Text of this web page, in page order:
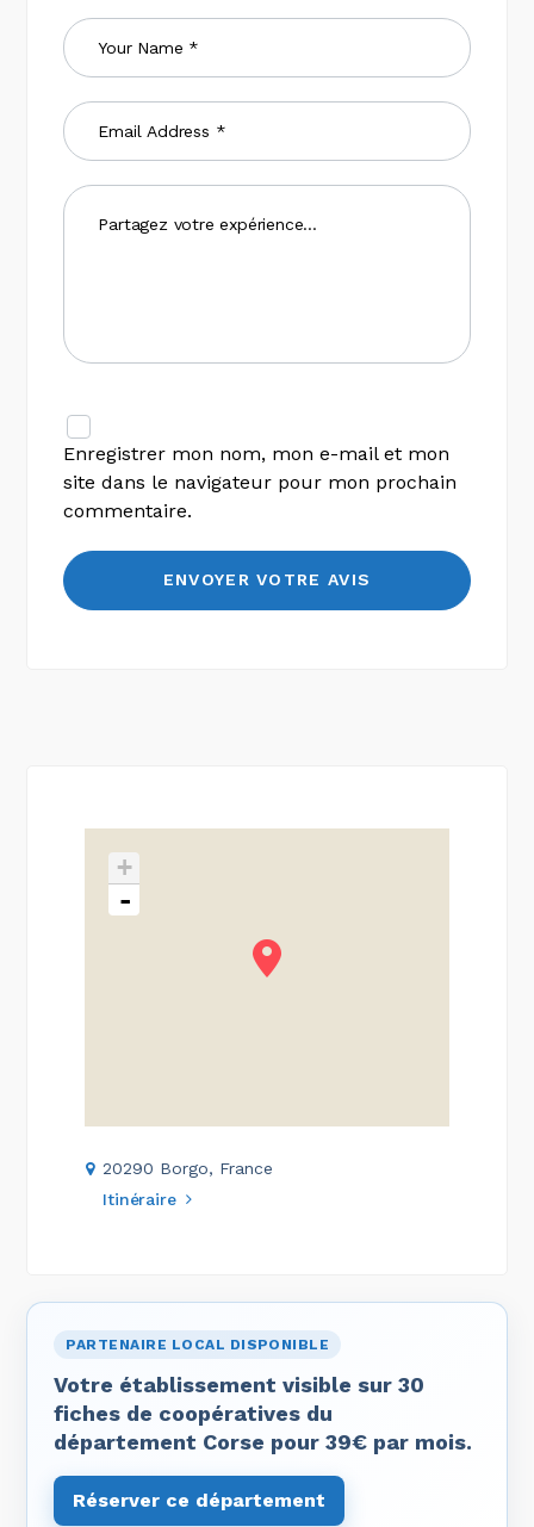
Enregistrer mon nom, mon e-mail et mon
site dans le navigateur pour mon prochain
commentaire.
+
-
20290 Borgo, France
Itinéraire
PARTENAIRE LOCAL DISPONIBLE
Votre établissement visible sur 30
fiches de coopératives du
département Corse pour 39€ par mois.
Réserver ce département